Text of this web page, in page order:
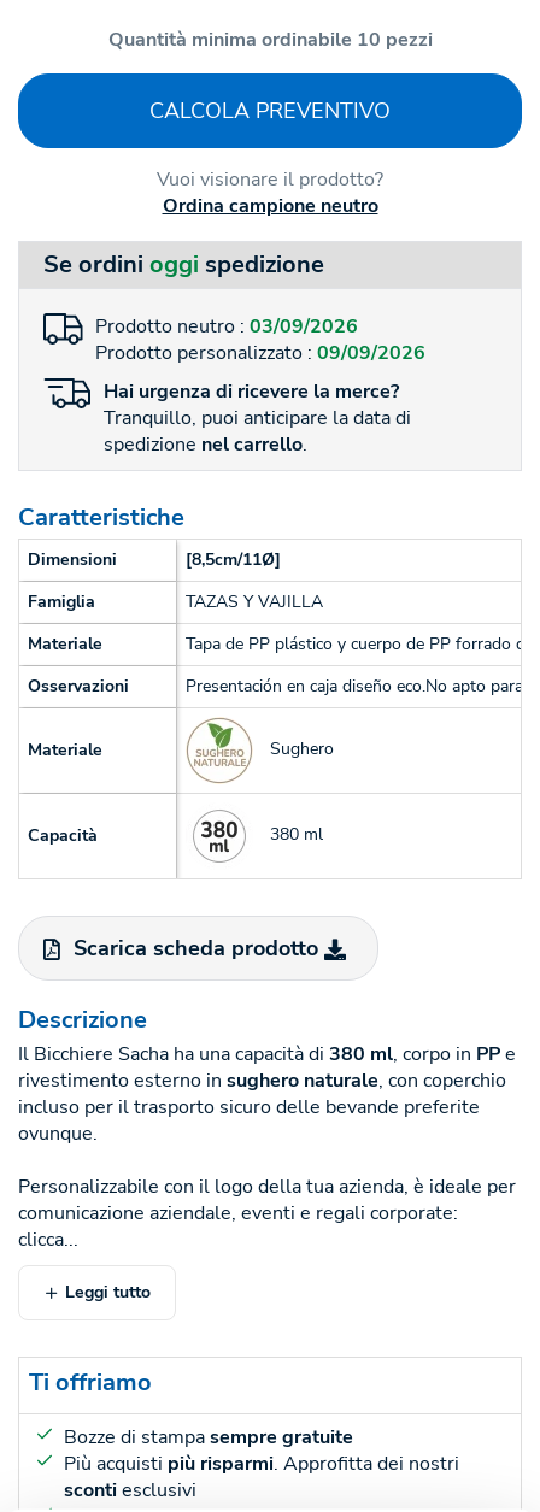
Quantità minima ordinabile 10 pezzi
CALCOLA PREVENTIVO
Vuoi visionare il prodotto?
Ordina campione neutro
Se ordini oggi spedizione
Prodotto neutro : 03/09/2026
Prodotto personalizzato : 09/09/2026
Hai urgenza di ricevere la merce?
Tranquillo, puoi anticipare la data di
spedizione nel carrello.
Caratteristiche
Dimensioni
[8,5cm/11Ø]
Famiglia
TAZAS Y VAJILLA
Materiale
Tapa de PP plástico y cuerpo de PP forrado de
Osservazioni
Presentación en caja diseño eco.No apto para
Materiale Sughero
Capacità 380 ml
Scarica scheda prodotto
Descrizione
Il Bicchiere Sacha ha una capacità di 380 ml, corpo in PPe
rivestimento esterno in sughero naturale, con coperchio
incluso per il trasporto sicuro delle bevande preferite
ovunque.
Personalizzabile con il logo della tua azienda, è ideale per
comunicazione aziendale, eventi e regali corporate:
clicca...
Leggi tutto
Ti offriamo
Bozze di stampasempre gratuite
Più acquisti più risparmi. Approfitta dei nostri
scontiesclusivi